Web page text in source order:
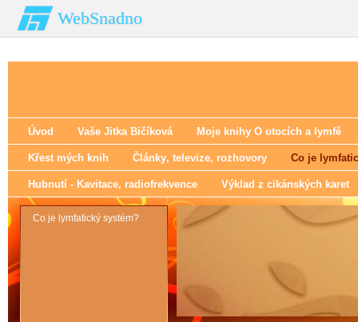
WebSnadno
Úvod Vaše Jitka Bičíková Moje knihy O otocích a lymfě
Křest mých knih Články‚ televize‚ rozhovory Co je
Hubnutí - Kavitace‚ radiofrekvence Výklad z cikánských karet
Co je lymfatický systém?